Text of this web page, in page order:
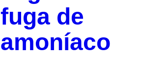
fuga de
amoníaco